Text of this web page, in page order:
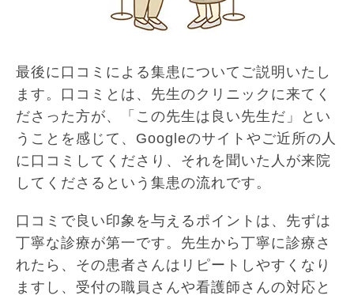
最後に口コミによる集患についてご説明いたし
ます。口コミとは、先生のクリニックに来てく
ださった方が、「この先生は良い先生だ」とい
うことを感じて、Googleのサイトやご近所の人
に口コミしてくださり、それを聞いた人が来院
してくださるという集患の流れです。
口コミで良い印象を与えるポイントは、先ずは
丁寧な診療が第一です。先生から丁寧に診療さ
れたら、その患者さんはリピートしやすくなり
ますし、受付の職員さんや看護師さんの対応と